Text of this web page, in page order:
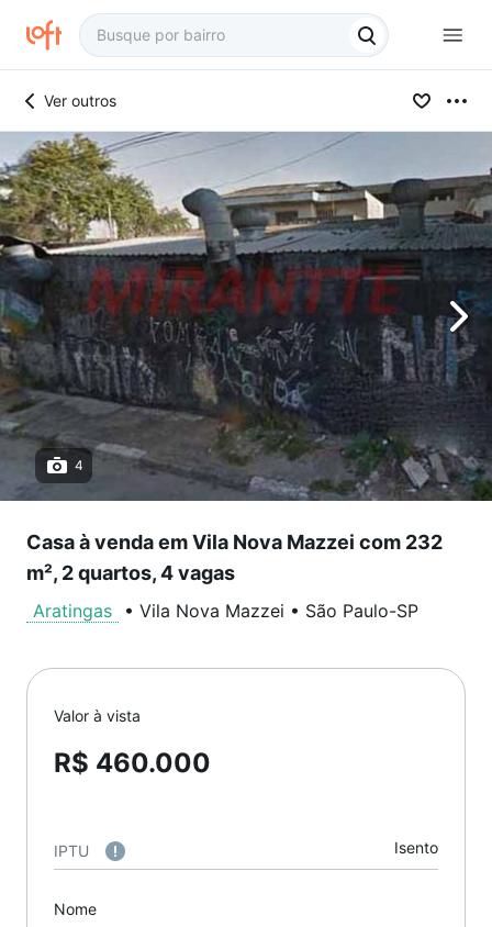
Ver outros
4
Casa à venda em Vila Nova Mazzei com 232
m², 2 quartos, 4 vagas
Aratingas • Vila Nova Mazzei • São Paulo-SP
Valor à vista
R$ 460.000
IPTU Isento
Nome